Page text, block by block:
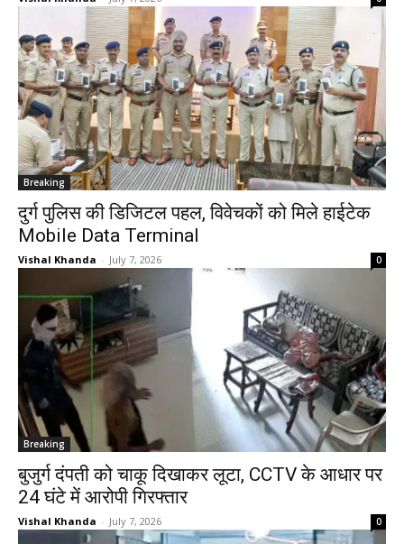
Breaking
दुर्ग पुलिस की डिजिटल पहल, विवेचकों को मिले हाईटेक
Mobile Data Terminal
Vishal Khanda - July 7, 2026 0
Breaking
बुजुर्ग दंपती को चाकू दिखाकर लूटा, CCTV के आधार पर
24 घंटे में आरोपी गिरफ्तार
Vishal Khanda - July 7, 2026 0